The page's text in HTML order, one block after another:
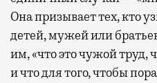
Она призывает тех, кто
детей, мужей или
им, «что это чужой
и что для того, чтобы